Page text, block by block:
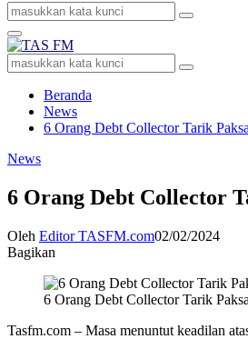
Search
for:
Search
Primary
Menu
Search
for:
Search
Beranda
News
6 Orang Debt Collector Tarik
News
6 Orang Debt Collector
Oleh Editor TASFM.com02/02/2024
Bagikan
6 Orang Debt Collector Tarik
Tasfm.com – Masa menuntut keadilan